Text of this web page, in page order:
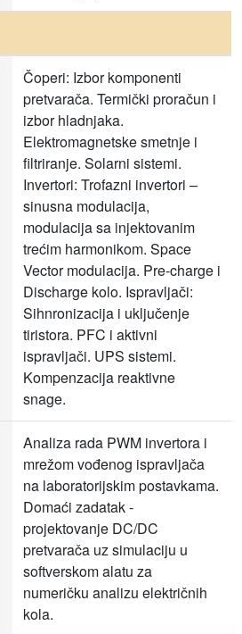
Čoperi: Izbor komponenti
pretvarača. Termički proračun i
izbor hladnjaka.
Elektromagnetske smetnje i
filtriranje. Solarni sistemi.
Invertori: Trofazni invertori –
sinusna modulacija,
modulacija sa injektovanim
trećim harmonikom. Space
Vector modulacija. Pre-charge i
Discharge kolo. Ispravljači:
Sihnronizacija i uključenje
tiristora. PFC i aktivni
ispravljači. UPS sistemi.
Kompenzacija reaktivne
snage.
Analiza rada PWM invertora i
mrežom vođenog ispravljača
na laboratorijskim postavkama.
Domaći zadatak -
projektovanje DC/DC
pretvarača uz simulaciju u
softverskom alatu za
numeričku analizu električnih
kola.